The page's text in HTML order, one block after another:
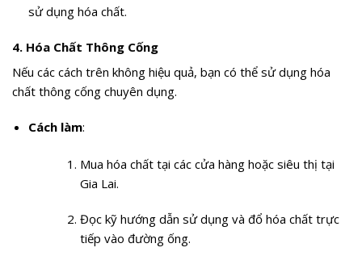
sử dụng hóa chất.
4. Hóa Chất Thông Cống
Nếu các cách trên không hiệu quả, bạn có thể sử dụng hóa
chất thông cống chuyên dụng.
Cách làm:
Mua hóa chất tại các cửa hàng hoặc siêu thị tại
Gia Lai.
Đọc kỹ hướng dẫn sử dụng và đổ hóa chất trực
tiếp vào đường ống.